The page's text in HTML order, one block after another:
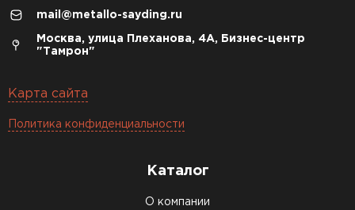
mail@metallo-sayding.ru
Москва, улица Плеханова, 4А, Бизнес-центр
"Тамрон"
Карта сайта
Политика конфиденциальности
Каталог
О компании